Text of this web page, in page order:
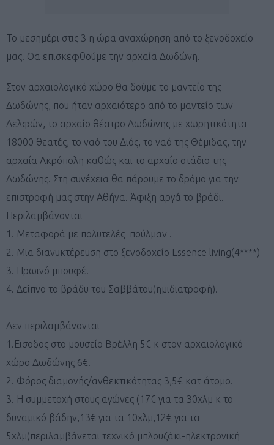
Το μεσημέρι στις 3 η ώρα αναχώρηση από το ξενοδοχείο
μας. Θα επισκεφθούμε την αρχαία Δωδώνη.
Στον αρχαιολογικό χώρο θα δούμε το μαντείο της
Δωδώνης, που ήταν αρχαιότερο από το μαντείο των
Δελφών, το αρχαίο θέατρο Δωδώνης με χωρητικότητα
18000 θεατές, το ναό του Διός, το ναό της Θέμιδας, την
αρχαία Ακρόπολη καθώς και το αρχαίο στάδιο της
Δωδώνης. Στη συνέχεια θα πάρουμε το δρόμο για την
επιστροφή μας στην Αθήνα. Άφιξη αργά το βράδι.
Περιλαμβάνονται
1. Μεταφορά με πολυτελές πούλμαν .
2. Μια διανυκτέρευση στο ξενοδοχείο Essence living(4****)
3. Πρωινό μπουφέ.
4. Δείπνο το βράδυ του Σαββάτου(ημιδιατροφή).
Δεν περιλαμβάνονται
1.Εισοδος στο μουσείο Βρέλλη 5€ κ στον αρχαιολογικό
χώρο Δωδώνης 6€.
2. Φόρος διαμονής/ανθεκτικότητας 3,5€ κατ άτομο.
3. Η συμμετοχή στους αγώνες (17€ για τα 30χλμ κ το
δυναμικό βάδην,13€ για τα 10χλμ,12€ για τα
5χλμ(περιλαμβάνεται τεχνικό μπλουζάκι-ηλεκτρονική